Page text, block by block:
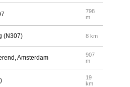
798
m
(N307) 8 km
Amsterdam
907
m
19
km